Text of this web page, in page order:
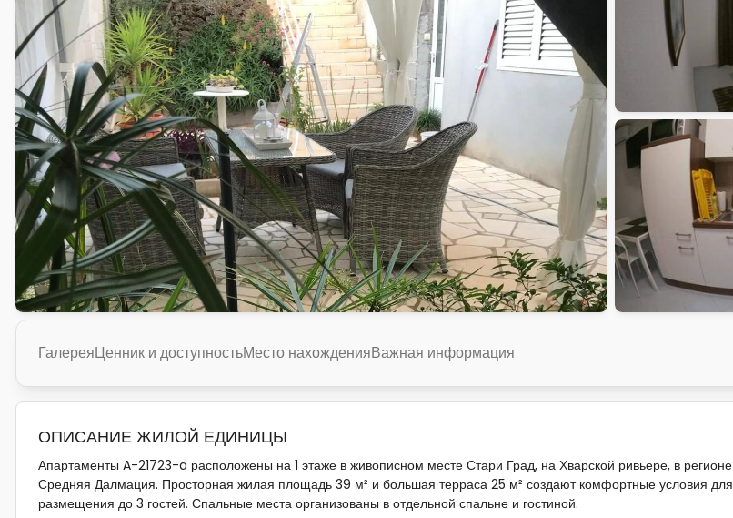
ГалереяЦенник и доступностьМесто нахожденияВажная информация
ОПИСАНИЕ ЖИЛОЙ ЕДИНИЦЫ
Апартаменты A-21723-a расположены на 1 этаже в живописном месте Стари Град, на Хварской ривьере, в регионе
Средняя Далмация. Просторная жилая площадь 39 м² и большая терраса 25 м² создают комфортные условия для
размещения до 3 гостей. Спальные места организованы в отдельной спальне и гостиной.